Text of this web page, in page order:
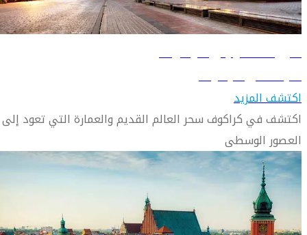
دليل السفر إلى كراكوف
تعرّف على كراكوف
اكتشف المزيد
اكتشف في كراكوف سحر العالم القديم والعمارة التي تعود إلى
العصور الوسطى